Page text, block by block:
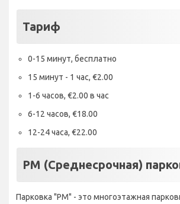
Тариф
0-15 минут, бесплатно
15 минут - 1 час, €2.00
1-6 часов, €2.00 в час
6-12 часов, €18.00
12-24 часа, €22.00
PM (Среднесрочная)
Парковка "PM" - это многоэтажная